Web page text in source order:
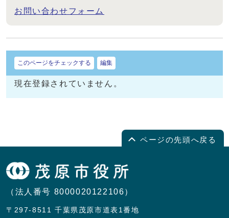
お問い合わせフォーム
このページをチェックする 編集
現在登録されていません。
ページの先頭へ戻る
（法人番号 8000020122106）
〒297-8511 千葉県茂原市道表1番地